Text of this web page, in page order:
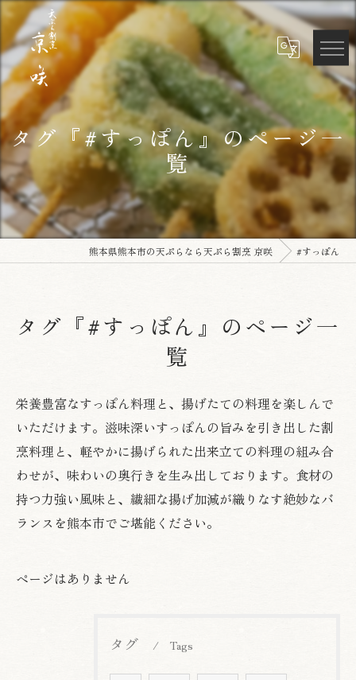
タグ『#すっぽん』のページ一
覧
熊本県熊本市の天ぷらなら天ぷら割烹 京咲 #すっぽん
タグ『#すっぽん』のページ一
覧
栄養豊富なすっぽん料理と、揚げたての料理を楽しんで
いただけます。滋味深いすっぽんの旨みを引き出した割
烹料理と、軽やかに揚げられた出来立ての料理の組み合
わせが、味わいの奥行きを生み出しております。食材の
持つ力強い風味と、繊細な揚げ加減が織りなす絶妙なバ
ランスを熊本市でご堪能ください。
ページはありません
タグ Tags